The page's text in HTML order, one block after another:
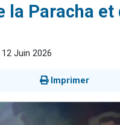
la Paracha
Juin 2026
Imprimer